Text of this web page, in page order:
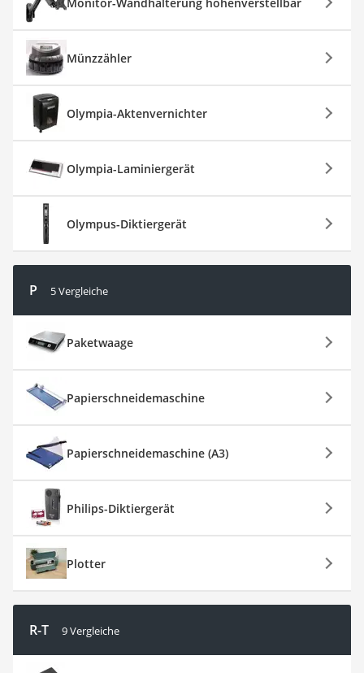
Münzzähler
Olympia-Aktenvernichter
Olympia-Laminiergerät
Olympus-Diktiergerät
P 5 Vergleiche
Paketwaage
Papierschneidemaschine
Papierschneidemaschine (A3)
Philips-Diktiergerät
Plotter
R-T 9 Vergleiche